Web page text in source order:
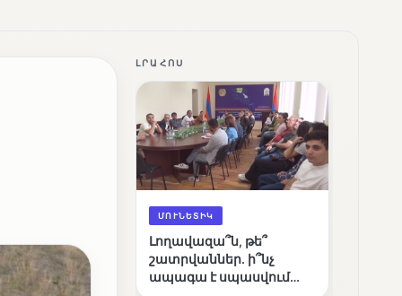
ԼՐԱՀՈՍ
ՄՈՒՆԵՏԻԿ
Լողավազա՞ն, թե՞
շատրվաններ. ի՞նչ
ապագա է սպասվում